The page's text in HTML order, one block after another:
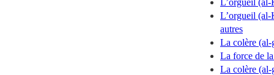
L’orgueil (al-
autres
La colère
La force de
La colère